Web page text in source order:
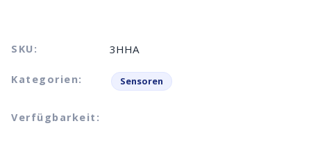
SKU: 3HHA
Kategorien: Sensoren
Verfügbarkeit: